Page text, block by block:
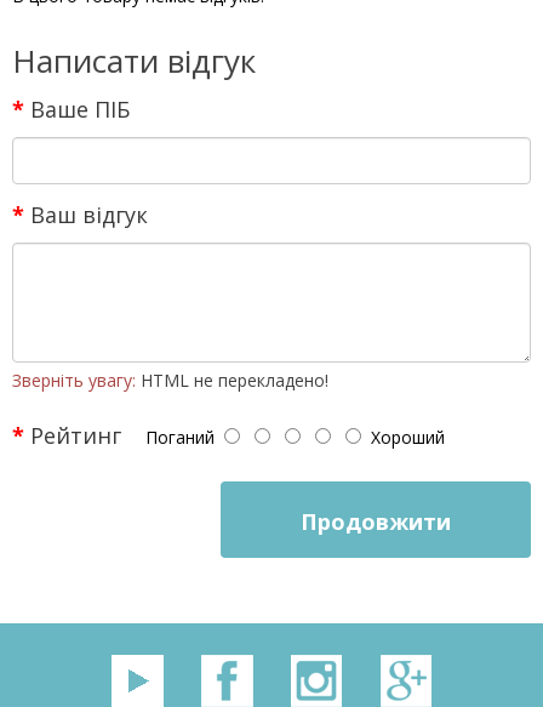
Написати відгук
Ваше ПІБ
Ваш відгук
Зверніть увагу: HTML не перекладено!
Рейтинг Поганий Хороший
Продовжити